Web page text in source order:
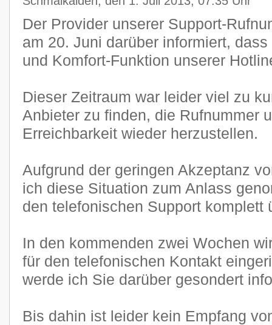
Der Provider unserer Support-
am 20. Juni darüber informiert,
und Komfort-Funktion unserer
Dieser Zeitraum war leider viel zu
Anbieter zu finden, die Rufnummer
Erreichbarkeit wieder herzustellen.
Aufgrund der geringen Akzeptanz
ich diese Situation zum Anlass
den telefonischen Support komplett
In den kommenden zwei Wochen
für den telefonischen Kontakt
werde ich Sie darüber gesondert
Bis dahin ist leider kein Empfang